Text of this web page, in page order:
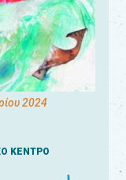
2024
ΚΕΝΤΡΟ